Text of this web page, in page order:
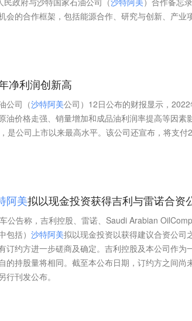
会的合作框架，包括能源合作、研究与创新、产
净利润创新高
公司（沙特阿美公司）12日公布的财报显示，
油价格走强、销量增加和成品油利润率提高等因素
是公司上市以来最高水平。该公司还宣布，将支付
阿美拟以现金投资获得吉利与雷诺合资
公告称，吉利控股、雷诺、Saudi Arabian
包括） 沙特阿美拟以现金投资以获得建议合资公司
订约方进一步磋商及确定。吉利控股及本公司作
的持股量将相同。截至本公布日期，订约方之间
行刊发公布。